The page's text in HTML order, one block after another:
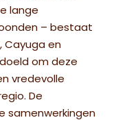
lange
– bestaat
Cayuga en
om deze
vredevolle
De
samenwerkingen